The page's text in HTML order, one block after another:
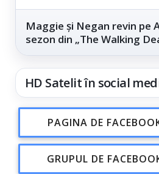
Maggie și Negan revin pe
sezon din „The Walking
HD Satelit în social
PAGINA DE
GRUPUL DE